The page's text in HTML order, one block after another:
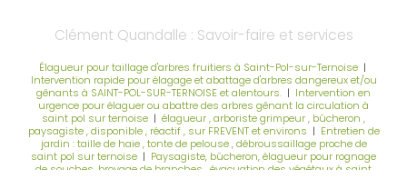
Clément Quandalle : Savoir-faire et services
Élagueur pour taillage d'arbres fruitiers à Saint-Pol-sur-Ternoise|
Intervention rapide pour élagage et abattage d'arbres dangereux et/ou
gênants à SAINT-POL-SUR-TERNOISE et alentours. | Intervention en
urgence pour élaguer ou abattre des arbres gênant la circulation à
saint pol sur ternoise | élagueur , arboriste grimpeur , bûcheron ,
paysagiste , disponible , réactif , sur FREVENT et environs | Entretien de
jardin : taille de haie , tonte de pelouse , débroussaillage proche de
saint pol sur ternoise | Paysagiste, bûcheron, élagueur pour rognage
de souches, broyage de branches , évacuation des végétaux à saint